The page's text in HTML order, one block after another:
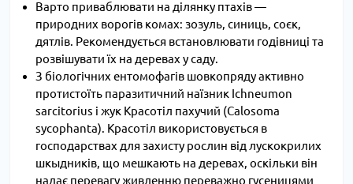
Варто приваблювати на ділянку птахів —
природних ворогів комах: зозуль, синиць, соєк,
дятлів. Рекомендується встановлювати годівниці та
розвішувати їх на деревах у саду.
З біологічних ентомофагів шовкопряду активно
протистоїть паразитичний наїзник Ichneumon
sarcitorius і жук Красотіл пахучий (Calosoma
sycophanta). Красотіл використовується в
господарствах для захисту рослин від лускокрилих
шкыдників, що мешкають на деревах, оскільки він
надає перевагу живленню переважно гусеницями